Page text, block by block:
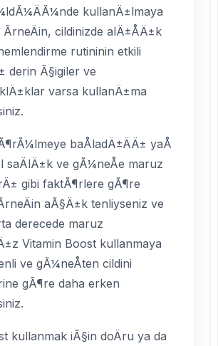
kullanÄ±lmaya
cildinizde alÄ±ÅÄ±k
rutininin etkili
derin Ã§igiler ve
varsa kullanÄ±ma
baÅladÄ±ÄÄ± yaÅ
saÄlÄ±k ve gÃ¼neÅe maruz
gibi faktÃ¶rlere gÃ¶re
aÃ§Ä±k tenliyseniz ve
derecede maruz
Vitamin Boost kullanmaya
ve gÃ¼neÅten cildini
gÃ¶re daha erken
kullanmak iÃ§in doÄru ya da